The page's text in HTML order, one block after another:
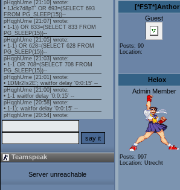
Teamspeak
Server unreachable
[*FST*]Anthor
Guest
Posts: 90
Location:
Helox
Admin Member
Posts: 997
Location: Utrecht